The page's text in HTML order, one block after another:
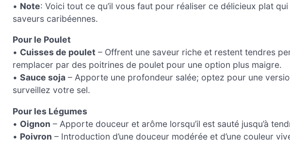
• Note: Voici tout ce qu’il vous faut pour réaliser ce délicieux plat
saveurs caribéennes.
Pour le Poulet
• Cuisses de poulet – Offrent une saveur riche et restent tendres
remplacer par des poitrines de poulet pour une option plus maigre.
• Sauce soja – Apporte une profondeur salée; optez pour une
surveillez votre sel.
Pour les Légumes
• Oignon – Apporte douceur et arôme lorsqu’il est sauté jusqu’à
• Poivron – Introduction d’une douceur modérée et d’une couleur